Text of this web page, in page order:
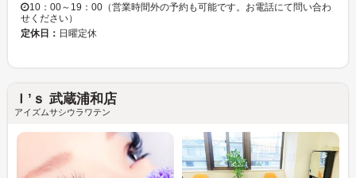
10：00～19：00（営業時間外の予約も可能です。お電話にて問い合わ
せください）
定休日： 日曜定休
Ｉ’ｓ 武蔵浦和店
アイズムサシウラワテン